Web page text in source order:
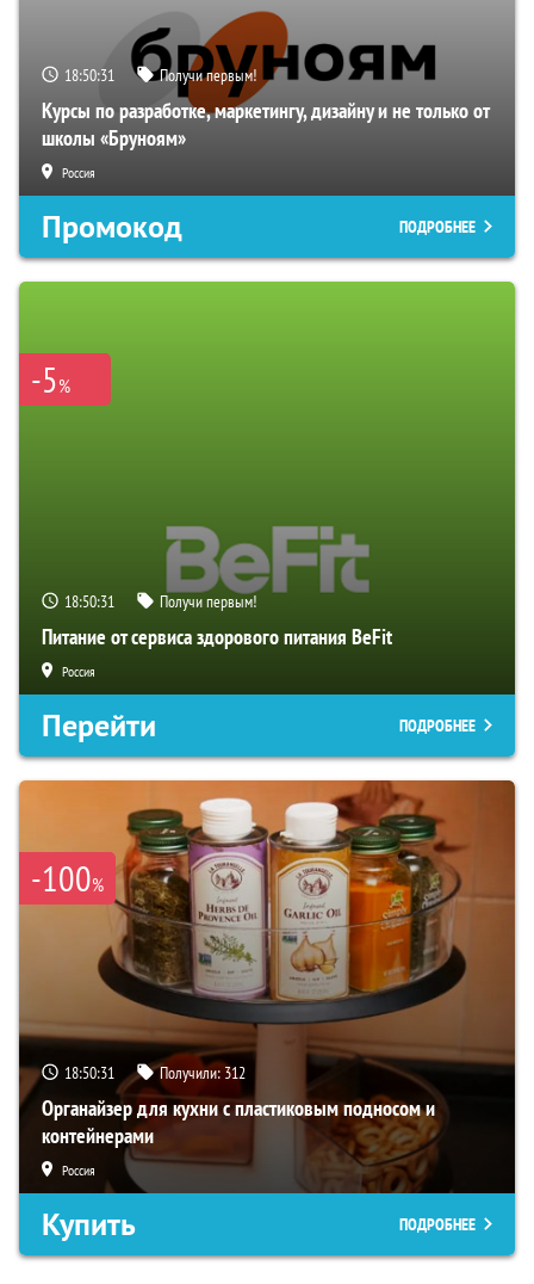
18:50:30 Получи первым!
Курсы по разработке, маркетингу, дизайну и не только от
школы «Бруноям»
Россия
Промокод ПОДРОБНЕЕ
-5%
18:50:30 Получи первым!
Питание от сервиса здорового питания BeFit
Россия
Перейти ПОДРОБНЕЕ
-100%
18:50:30 Получили: 312
Органайзер для кухни с пластиковым подносом и
контейнерами
Россия
Купить ПОДРОБНЕЕ